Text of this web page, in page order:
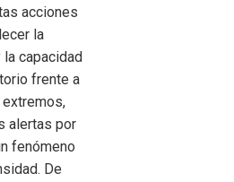
acciones
la
capacidad
frente a
alertas por
fenómeno
De